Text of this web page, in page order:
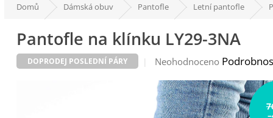
Domů Dámská obuv Pantofle Letní pantofle
Pantofle na klínku LY29-3NA
DOPRODEJ POSLEDNÍ PÁRY
Průměrné
produktu
je
0,0
Neohodnoceno